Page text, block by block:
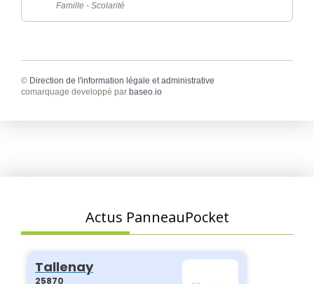
Famille - Scolarité
© Direction de l'information légale et administrative
comarquage developpé par baseo.io
Actus PanneauPocket